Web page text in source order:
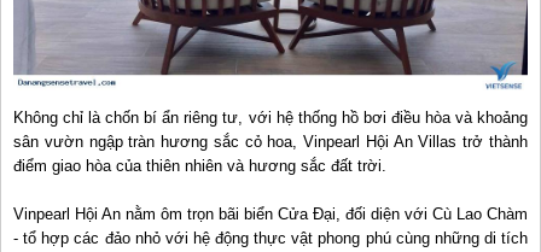
Không chỉ là chốn bí ẩn riêng tư, với hệ thống hồ bơi điều hòa và khoảng
sân vườn ngập tràn hương sắc cỏ hoa, Vinpearl Hội An Villas trở thành
điểm giao hòa của thiên nhiên và hương sắc đất trời.
Vinpearl Hội An nằm ôm trọn bãi biển Cửa Đại, đối diện với Cù Lao Chàm
- tổ hợp các đảo nhỏ với hệ động thực vật phong phú cùng những di tích